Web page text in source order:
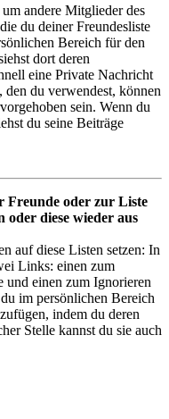
andere Mitglieder des
du deiner Freundesliste
Bereich für den
dort deren
eine Private Nachricht
du verwendest, können
sein. Wenn du
du seine Beiträge
Freunde oder zur Liste
diese wieder aus
auf diese Listen setzen: In
Links: einen zum
und einen zum Ignorieren
im persönlichen Bereich
indem du deren
Stelle kannst du sie auch